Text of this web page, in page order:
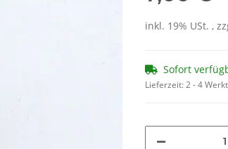
inkl. 19% USt. ,
Sofort
Lieferzeit:2 - 4